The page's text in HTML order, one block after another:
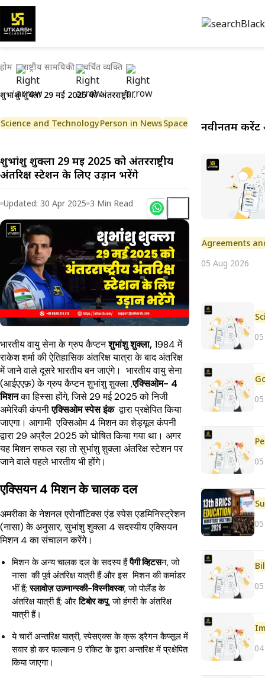
होम राष्ट्रीय सामयिकी चर्चित व्यक्ति
शुभांशु शुक्ला 29 मई 2025 को अंतरराष्ट्रीय अंतरिक्ष स्टेशन के लिए उड़ान भरेंगे
Science and TechnologyPerson in NewsSpace
शुभांशु शुक्ला 29 मई 2025 को अंतरराष्ट्रीय
अंतरिक्ष स्टेशन के लिए उड़ान भरेंगे
Updated: 30 Apr 2025 3 Min Read
भारतीय वायु सेना के ग्रुप कैप्टनशुभांशु शुक्ला,1984 में
राकेश शर्मा की ऐतिहासिक अंतरिक्ष यात्रा के बाद अंतरिक्ष
में जाने वाले दूसरे भारतीय बन जाएंगे। भारतीय वायु सेना
(आईएएफ़) के ग्रुप कैप्टन शुभांशु शुक्ला ,एक्सिओम- 4
मिशनका हिस्सा होंगे, जिसे 29 मई 2025 को निजी
अमेरिकी कंपनीएक्सिओम स्पेस इंक द्वारा प्रक्षेपित किया
जाएगा। आगामी एक्सिओम 4 मिशन का शेड्यूल कंपनी
द्वारा 29 अप्रैल 2025 को घोषित किया गया था। अगर
यह मिशन सफल रहा तोसुभांशु शुक्ला अंतरिक्ष स्टेशन पर
जाने वाले पहले भारतीय भी होंगे।
एक्सियन 4 मिशन के चालक दल
अमरीका के नेशनल एरोनॉटिक्स एंड स्पेस एडमिनिस्ट्रेशन
(नासा) के अनुसार, सुभांशु शुक्ला 4 सदस्यीय एक्सियन
मिशन 4 का संचालन करेंगे।
मिशन के अन्य चालक दल के सदस्य हैंपैगी व्हिटसन, जो
नासा की पूर्व अंतरिक्ष यात्री हैं और इस मिशन की कमांडर
भीं हैं;स्लावोज़ उज़्नान्स्की-विस्नीवस्क, जो पोलैंड के
अंतरिक्ष यात्री हैं; औरटिबोर कपू, जो हंगरी के अंतरिक्ष
यात्री हैं।
ये चारों अन्तरिक्ष यात्री, स्पेसएक्स के क्रू ड्रैगन कैप्सूल में
सवार हो कर फाल्कन 9 रॉकेट के द्वारा अन्तरिक्ष में प्रक्षेपित
किया जाएगा।
नवीनतम करेंट
Agreements
05 Aug 2026